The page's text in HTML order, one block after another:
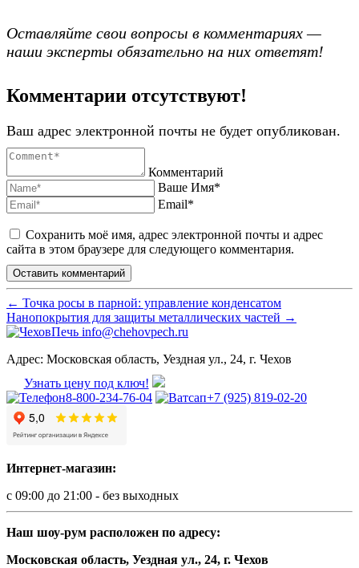
Оставляйте свои вопросы в комментариях —
наши эксперты обязательно на них ответят!
Комментарии отсутствуют!
Ваш адрес электронной почты не будет опубликован.
Комментарий
Ваше Имя*
Email*
Сохранить моё имя, адрес электронной почты и адрес
сайта в этом браузере для следующего комментария.
← Точка росы в парной: управление конденсатом
Нанопокрытия для защиты металлических частей →
info@chehovpech.ru
Адрес: Московская область, Уездная ул., 24, г. Чехов
Узнать цену под ключ!
8-800-234-76-04
+7 (925) 819-02-20
Интернет-магазин:
с 09:00 до 21:00 - без выходных
Наш шоу-рум расположен по адресу:
Московская область, Уездная ул., 24, г. Чехов